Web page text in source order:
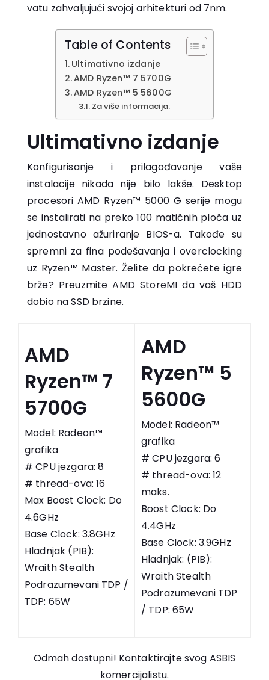
vatu zahvaljujući svojoj arhitekturi od 7nm.
Table of Contents
Ultimativno izdanje
AMD Ryzen™ 7 5700G
AMD Ryzen™ 5 5600G
Za više informacija:
Ultimativno izdanje
Konfigurisanje i prilagođavanje vaše
instalacije nikada nije bilo lakše. Desktop
procesori AMD Ryzen™ 5000 G serije mogu
se instalirati na preko 100 matičnih ploča uz
jednostavno ažuriranje BIOS-a. Takođe su
spremni za fina podešavanja i overclocking
uz Ryzen™ Master. Želite da pokrećete igre
brže? Preuzmite AMD StoreMI da vaš HDD
dobio na SSD brzine.
AMD
Ryzen™ 7
5700G
Model: Radeon™
grafika
# CPU jezgara: 8
# thread-ova: 16
Max Boost Clock: Do
4.6GHz
Base Clock: 3.8GHz
Hladnjak (PIB):
Wraith Stealth
Podrazumevani TDP /
TDP: 65W
AMD
Ryzen™ 5
5600G
Model: Radeon™
grafika
# CPU jezgara: 6
# thread-ova: 12
maks.
Boost Clock: Do
4.4GHz
Base Clock: 3.9GHz
Hladnjak: (PIB):
Wraith Stealth
Podrazumevani TDP
/ TDP: 65W
Odmah dostupni! Kontaktirajte svog ASBIS
komercijalistu.